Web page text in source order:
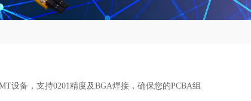
设备，支持0201精度及BGA焊接，确保您的PCBA组